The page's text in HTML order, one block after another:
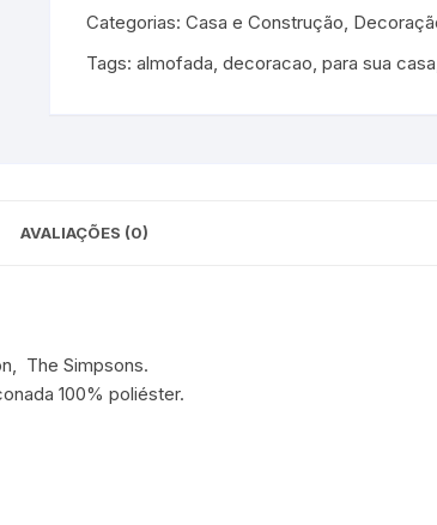
Categorias: Casa e Construção,
Tags: almofada, decoracao, para sua casa
AVALIAÇÕES (0)
The Simpsons.
100% poliéster.